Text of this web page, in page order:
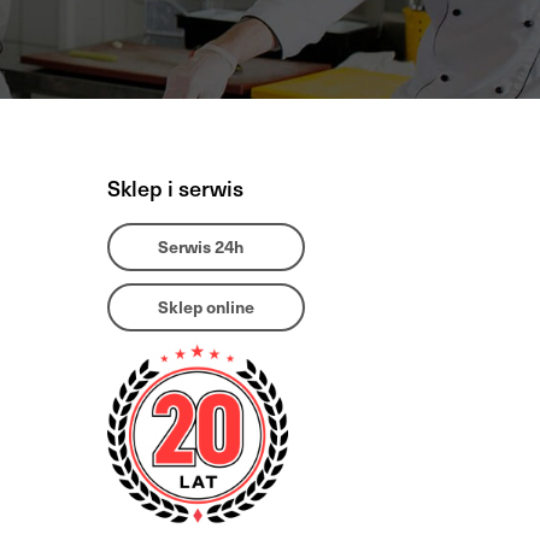
Sklep i serwis
Serwis 24h
Sklep online